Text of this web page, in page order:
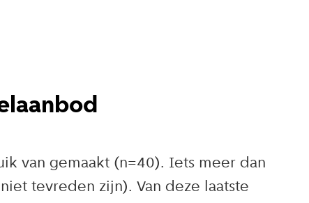
van gemaakt (n=40). Iets meer dan
tevreden zijn). Van deze laatste